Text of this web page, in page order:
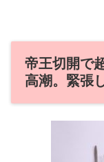
帝王切開で
高潮。緊張